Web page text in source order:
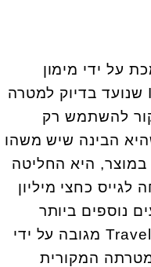
על ידי מימון
שנועד בדיוק למטרה
להשתמש רק
שהיא הבינה שיש משהו
במוצר, היא החליטה
כחצי מיליון
נוספים ביותר
מגובה על ידי
המקורית